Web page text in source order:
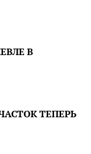
В
ТЕПЕРЬ